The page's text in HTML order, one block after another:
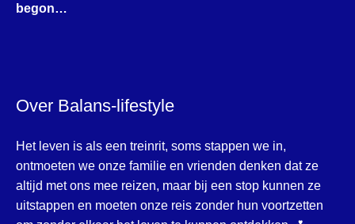
begon…
Over Balans-lifestyle
Het leven is als een treinrit, soms stappen we in,
ontmoeten we onze familie en vrienden denken dat ze
altijd met ons mee reizen, maar bij een stop kunnen ze
uitstappen en moeten onze reis zonder hun voortzetten